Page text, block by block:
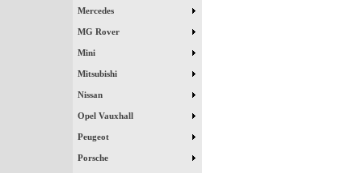
Mercedes
MG Rover
Mini
Mitsubishi
Nissan
Opel Vauxhall
Peugeot
Porsche